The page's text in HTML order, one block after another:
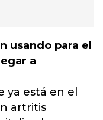
usando para el
a
ya está en el
artritis